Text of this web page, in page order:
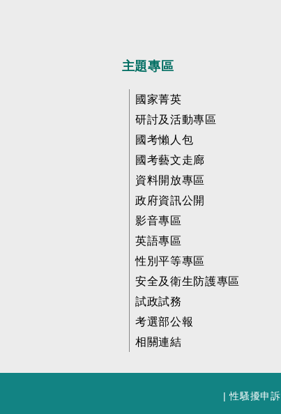
主題專區
國家菁英
研討及活動專區
國考懶人包
國考藝文走廊
資料開放專區
政府資訊公開
影音專區
英語專區
性別平等專區
安全及衛生防護專區
試政試務
考選部公報
相關連結
|性騷擾申訴